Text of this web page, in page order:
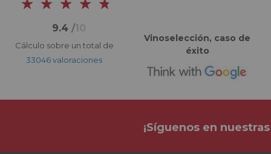
9.4 /10
Cálculo sobre un total de
33046 valoraciones
Vinoselección, caso de
éxito
¡Síguenos en